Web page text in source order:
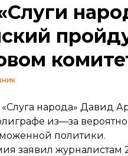
народа» Давид
из—за
политики.
заявил журналистам